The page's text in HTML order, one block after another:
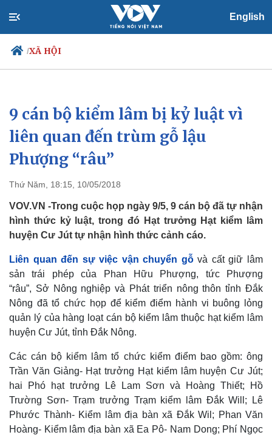
English
/XÃ HỘI
Chính trị
Đảng
Tổ chức nhân sự
Quốc hội
Nhận diện sự thật
Xã hội
Tin 24h
Dự báo thời tiết
9 cán bộ kiểm lâm bị kỷ luật vì
liên quan đến trùm gỗ lậu
Phượng “râu”
Thứ Năm, 18:15, 10/05/2018
VOV.VN -Trong cuộc họp ngày 9/5, 9 cán bộ đã tự nhận
hình thức kỷ luật, trong đó Hạt trưởng Hạt kiểm lâm
huyện Cư Jút tự nhận hình thức cảnh cáo.
Liên quan đến sự việc vận chuyển gỗvà cất giữ lâm
sản trái phép của Phan Hữu Phượng, tức Phượng
“râu”, Sở Nông nghiệp và Phát triển nông thôn tỉnh Đắk
Nông đã tổ chức họp để kiểm điểm hành vi buông lỏng
quản lý của hàng loạt cán bộ kiểm lâm thuộc hạt kiểm lâm
huyện Cư Jút, tỉnh Đắk Nông.
Các cán bộ kiểm lâm tổ chức kiểm điểm bao gồm: ông
Trần Văn Giảng- Hạt trưởng Hạt kiểm lâm huyện Cư Jút;
hai Phó hạt trưởng Lê Lam Sơn và Hoàng Thiết; Hồ
Trường Sơn- Trạm trưởng Trạm kiểm lâm Đắk Will; Lê
Phước Thành- Kiểm lâm địa bàn xã Đắk Wil; Phan Văn
Hoàng- Kiểm lâm địa bàn xã Ea Pô- Nam Dong; Phí Ngọc